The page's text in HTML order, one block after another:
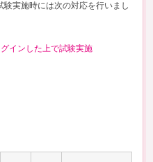
実施時には次の対応を行いまし
インした上で試験実施